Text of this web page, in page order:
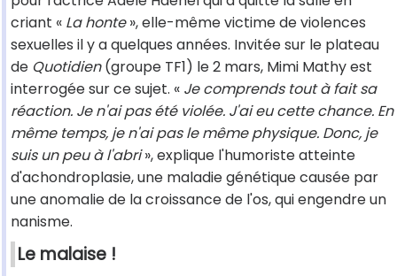
criant « La honte», elle-même victime de violences
sexuelles il y a quelques années. Invitée sur le plateau
de Quotidien(groupe TF1) le 2 mars, Mimi Mathy est
interrogée sur ce sujet. « Je comprends tout à fait sa
réaction. Je n'ai pas été violée. J'ai eu cette chance. En
même temps, je n'ai pas le même physique. Donc, je
suis un peu à l'abri», explique l'humoriste atteinte
d'achondroplasie, une maladie génétique causée par
une anomalie de la croissance de l'os, qui engendre un
nanisme.
Le malaise !